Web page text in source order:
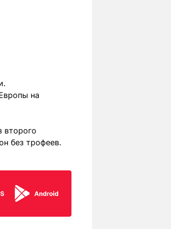
на
второго
без трофеев.